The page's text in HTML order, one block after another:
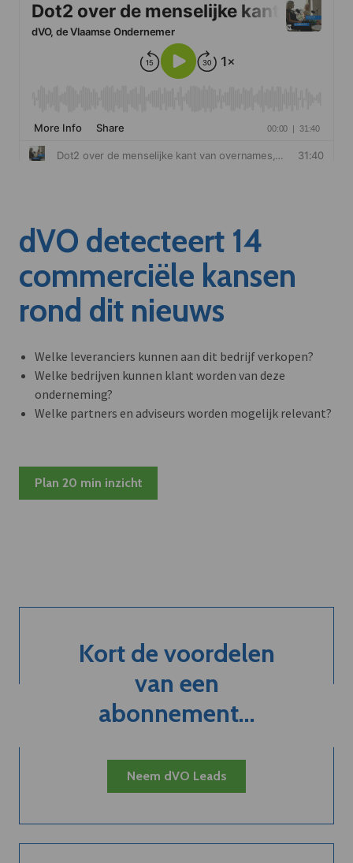
dVO detecteert 14
commerciële kansen
rond dit nieuws
Welke leveranciers kunnen aan dit bedrijf verkopen?
Welke bedrijven kunnen klant worden van deze
onderneming?
Welke partners en adviseurs worden mogelijk relevant?
Plan 20 min inzicht
Kort de voordelen
van een
abonnement...
Neem dVO Leads